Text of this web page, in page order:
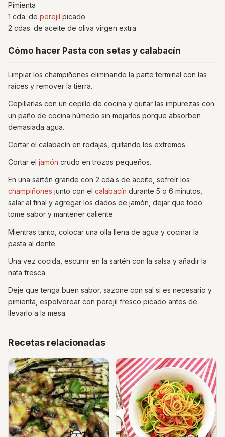
Pimienta
1 cda. de perejil picado
2 cdas. de aceite de oliva virgen extra
Cómo hacer Pasta con setas y calabacín
Limpiar los champiñones eliminando la parte terminal con las
raíces y remover la tierra.
Cepillarlas con un cepillo de cocina y quitar las impurezas con
un paño de cocina húmedo sin mojarlos porque absorben
demasiada agua.
Cortar el calabacín en rodajas, quitando los extremos.
Cortar el jamón crudo en trozos pequeños.
En una sartén grande con 2 cda.s de aceite, sofreír los
champiñones junto con el calabacín durante 5 o 6 minutos,
salar al final y agregar los dados de jamón, dejar que todo
tome sabor y mantener caliente.
Mientras tanto, colocar una olla llena de agua y cocinar la
pasta al dente.
Una vez cocida, escurrir en la sartén con la salsa y añadir la
nata fresca.
Deje que tenga buen sabor, sazone con sal si es necesario y
pimienta, espolvorear con perejil fresco picado antes de
llevarlo a la mesa.
Recetas relacionadas